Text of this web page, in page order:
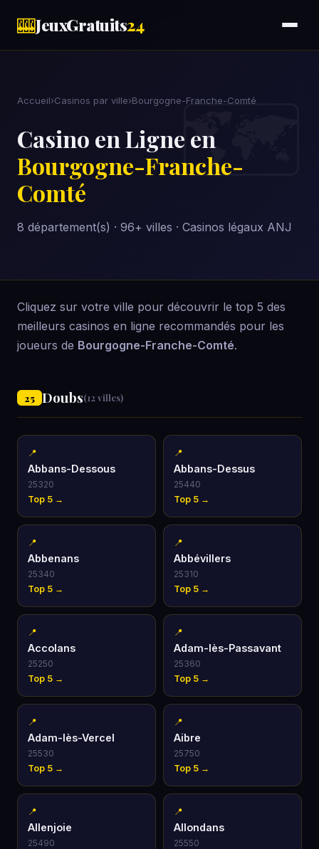
🎰JeuxGratuits24
Accueil›Casinos par ville›Bourgogne-Franche-Comté
Casino en Ligne en
Bourgogne-Franche-
Comté
8 département(s) · 96+ villes · Casinos légaux ANJ
Cliquez sur votre ville pour découvrir le top 5 des
meilleurs casinos en ligne recommandés pour les
joueurs de Bourgogne-Franche-Comté.
25 Doubs(12 villes)
📍
Abbans-Dessous
25320
Top 5 →
📍
Abbans-Dessus
25440
Top 5 →
📍
Abbenans
25340
Top 5 →
📍
Abbévillers
25310
Top 5 →
📍
Accolans
25250
Top 5 →
📍
Adam-lès-Passavant
25360
Top 5 →
📍
Adam-lès-Vercel
25530
Top 5 →
📍
Aibre
25750
Top 5 →
📍
Allenjoie
25490
📍
Allondans
25550